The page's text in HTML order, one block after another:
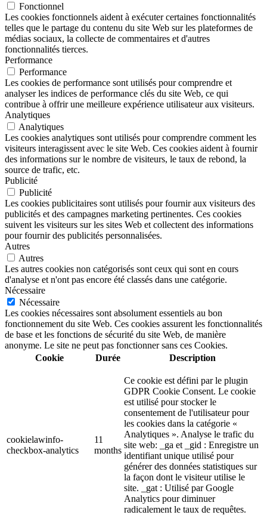
Fonctionnel
Les cookies fonctionnels aident à exécuter certaines fonctionnalités
telles que le partage du contenu du site Web sur les plateformes de
médias sociaux, la collecte de commentaires et d'autres
fonctionnalités tierces.
Performance
Performance
Les cookies de performance sont utilisés pour comprendre et
analyser les indices de performance clés du site Web, ce qui
contribue à offrir une meilleure expérience utilisateur aux visiteurs.
Analytiques
Analytiques
Les cookies analytiques sont utilisés pour comprendre comment les
visiteurs interagissent avec le site Web. Ces cookies aident à fournir
des informations sur le nombre de visiteurs, le taux de rebond, la
source de trafic, etc.
Publicité
Publicité
Les cookies publicitaires sont utilisés pour fournir aux visiteurs des
publicités et des campagnes marketing pertinentes. Ces cookies
suivent les visiteurs sur les sites Web et collectent des informations
pour fournir des publicités personnalisées.
Autres
Autres
Les autres cookies non catégorisés sont ceux qui sont en cours
d'analyse et n'ont pas encore été classés dans une catégorie.
Nécessaire
Nécessaire
Les cookies nécessaires sont absolument essentiels au bon
fonctionnement du site Web. Ces cookies assurent les fonctionnalités
de base et les fonctions de sécurité du site Web, de manière
anonyme. Le site ne peut pas fonctionner sans ces Cookies.
Cookie
Durée Description
cookielawinfo-
checkbox-analytics
11
months
Ce cookie est défini par le plugin
GDPR Cookie Consent. Le cookie
est utilisé pour stocker le
consentement de l'utilisateur pour
les cookies dans la catégorie «
Analytiques ». Analyse le trafic du
site web:
_ga et _gid : Enregistre un
identifiant unique utilisé pour
générer des données statistiques sur
la façon dont le visiteur utilise le
site. _gat : Utilisé par Google
Analytics pour diminuer
radicalement le taux de requêtes.